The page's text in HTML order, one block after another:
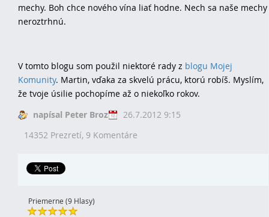
mechy. Boh chce nového vína liať hodne. Nech sa naše mechy
neroztrhnú.
V tomto blogu som použil niektoré rady z blogu Mojej
Komunity. Martin, vďaka za skvelú prácu, ktorú robíš. Myslím,
že tvoje úsilie pochopíme až o niekoľko rokov.
napísal Peter Broz
26.7.2012 9:15
14352 Prezretí, 9 Komentáre
Priemerne (9 Hlasy)